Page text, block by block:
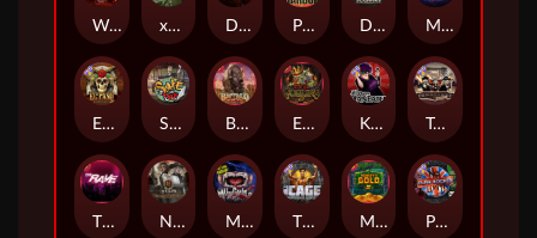
Dead Men Walking
Munchies
Skate or Die
Nexus Tombstone RIP
Tombstone No Mercy
The Cage
El Pasa Gunfight xNudge
Warrior Graveyard xNudge
Monkey's Gold xPays
Evil Goblins xBomb
Deadwood xNudge
Buffalo Hunter
Punk Rocker
Milky Ways
Pearl Harbor
xWays Hoarder xSplit
Karen Maneater
The Rave